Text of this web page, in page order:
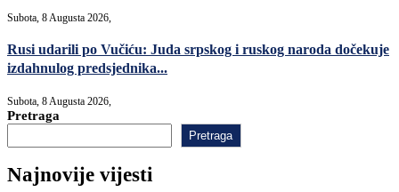
Subota, 8 Augusta 2026,
Rusi udarili po Vučiću: Juda srpskog i ruskog naroda dočekuje
izdahnulog predsjednika...
Subota, 8 Augusta 2026,
Pretraga
Pretraga
Najnovije vijesti